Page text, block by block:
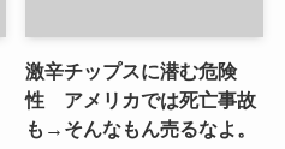
激辛チップスに潜む危険
性 アメリカでは死亡事故
も→そんなもん売るなよ。